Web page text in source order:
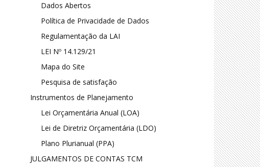
Dados Abertos
Política de Privacidade de Dados
Regulamentação da LAI
LEI Nº 14.129/21
Mapa do Site
Pesquisa de satisfação
Instrumentos de Planejamento
Lei Orçamentária Anual (LOA)
Lei de Diretriz Orçamentária (LDO)
Plano Plurianual (PPA)
JULGAMENTOS DE CONTAS TCM